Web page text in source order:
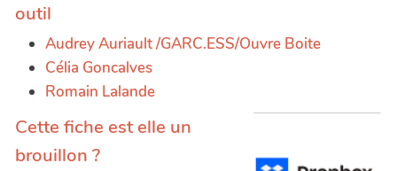
outil
Audrey Auriault /GARC.ESS/Ouvre Boite
Célia Goncalves
Romain Lalande
Cette fiche est elle un
brouillon ?